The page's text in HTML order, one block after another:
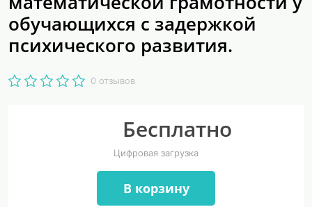
обучающихся с задержкой
психического развития.
0 отзывов
Бесплатно
Цифровая загрузка
В корзину